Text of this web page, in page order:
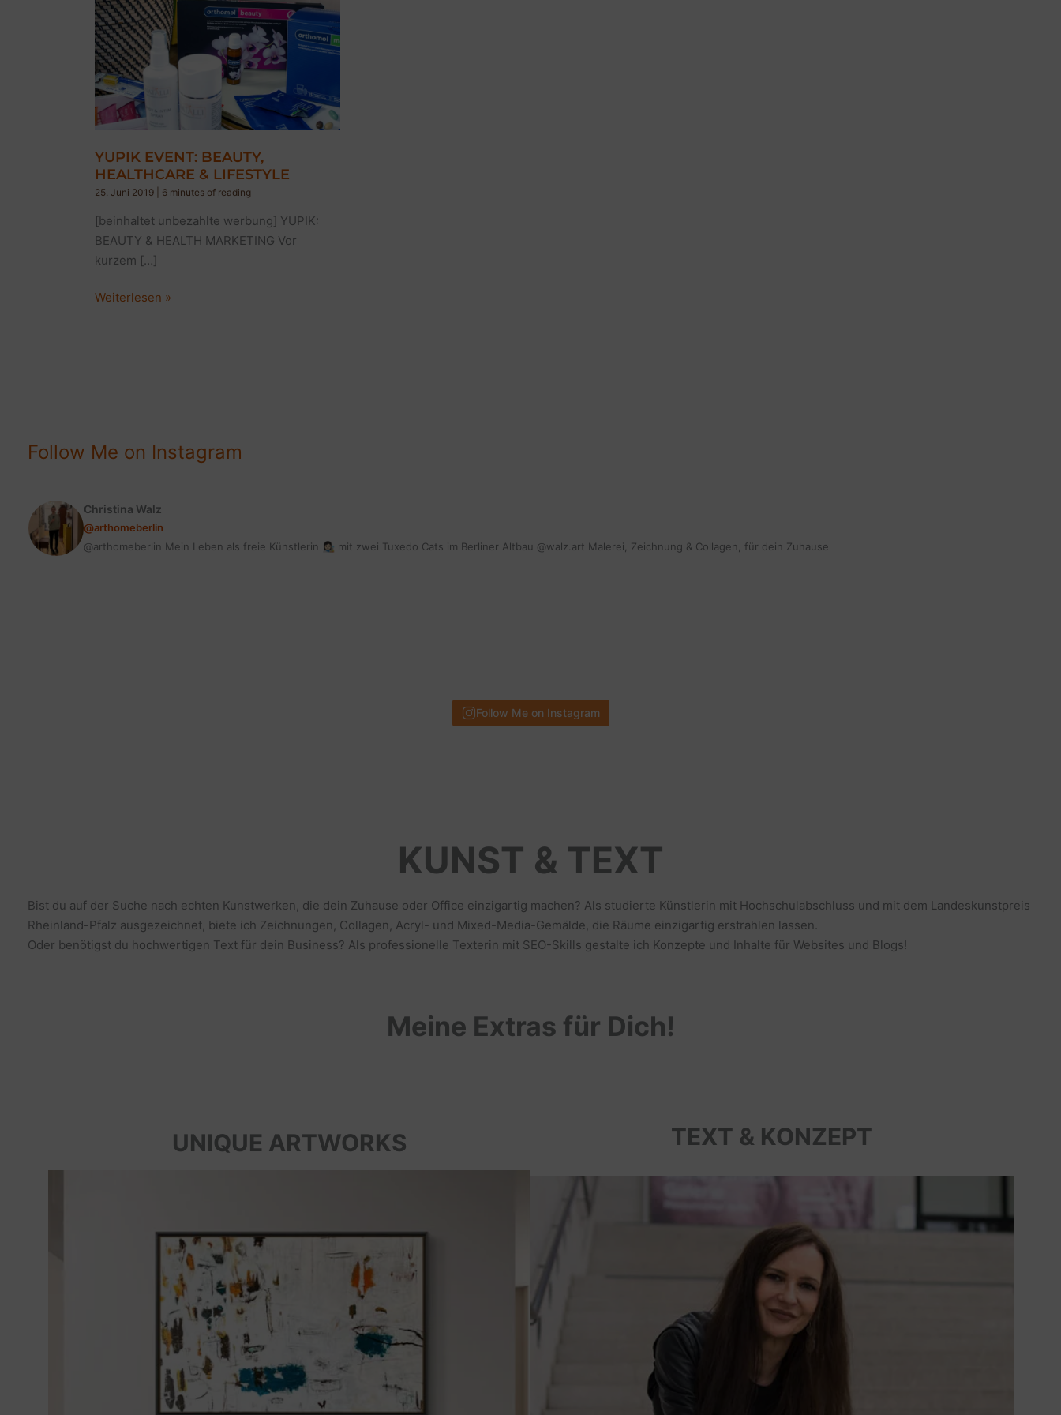
YUPIK EVENT: BEAUTY,
HEALTHCARE & LIFESTYLE
25. Juni 2019 6 minutes of reading
[beinhaltet unbezahlte werbung] YUPIK:
BEAUTY & HEALTH MARKETING Vor
kurzem […]
YUPIK
Weiterlesen »
Follow Me on Instagram
Christina Walz
@arthomeberlin
@arthomeberlin Mein Leben als freie Künstlerin 👩🏻‍🎨 mit zwei Tuxedo Cats im Berliner Altbau @walz.art Malerei, Zeichnung & Collagen, für dein Zuhause
Follow Me on Instagram
KUNST & TEXT
Bist du auf der Suche nach echten Kunstwerken, die dein Zuhause oder Office einzigartig machen? Als studierte Künstlerin mit Hochschulabschluss und mit dem Landeskunstpreis
Rheinland-Pfalz ausgezeichnet, biete ich Zeichnungen, Collagen, Acryl- und Mixed-Media-Gemälde, die Räume einzigartig erstrahlen lassen.
Oder benötigst du hochwertigen Text für dein Business? Als professionelle Texterin mit SEO-Skills gestalte ich Konzepte und Inhalte für Websites und Blogs!
Meine Extras für Dich!
UNIQUE ARTWORKS TEXT & KONZEPT